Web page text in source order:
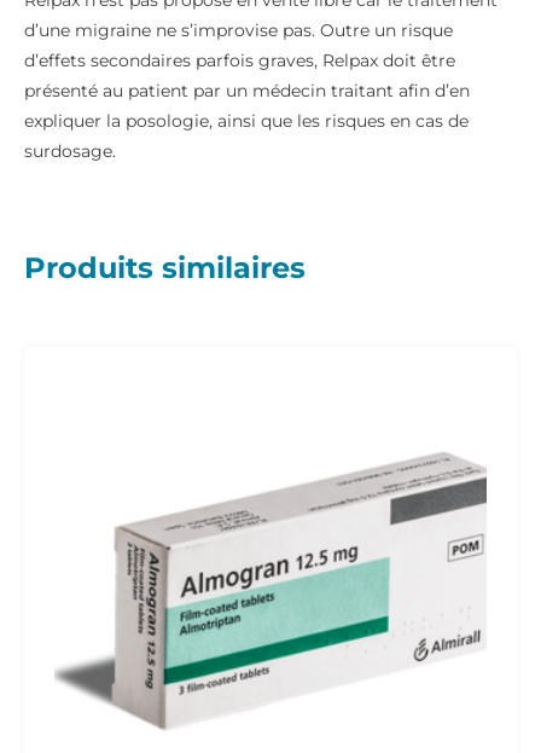
d’une migraine ne s’improvise pas. Outre un risque
d’effets secondaires parfois graves, Relpax doit être
présenté au patient par un médecin traitant afin d’en
expliquer la posologie, ainsi que les risques en cas de
surdosage.
Produits similaires